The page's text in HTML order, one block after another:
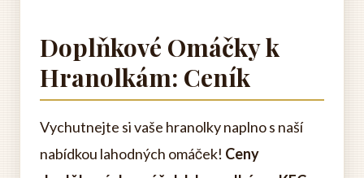
Doplňkové Omáčky k
Hranolkám: Ceník
Vychutnejte si vaše hranolky naplno s naší
nabídkou lahodných omáček! Ceny